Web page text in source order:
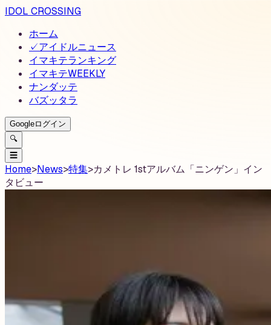
IDOL CROSSING
ホーム
✓アイドルニュース
イマキテランキング
イマキテWEEKLY
ナンダッテ
バズッタラ
Googleログイン
🔍
☰
Home>News>特集>カメトレ 1stアルバム「ニンゲン」イン
タビュー